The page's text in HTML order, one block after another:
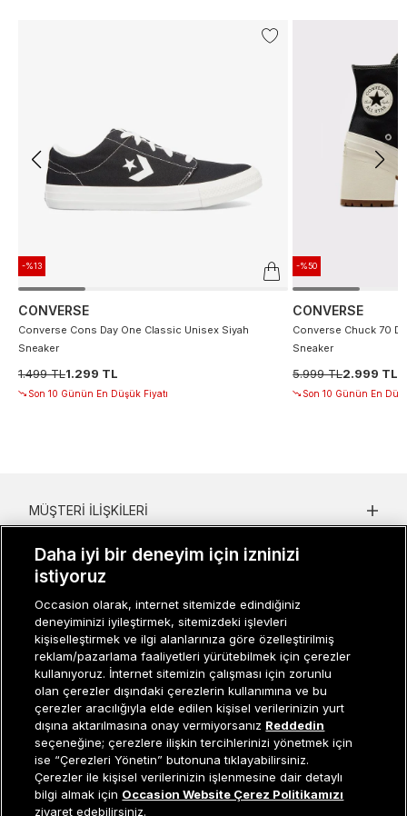
Tükendi
-%13
CONVERSE
Converse Cons Day One Classic Unisex Siyah
Sneaker
1.499 TL1.299 TL
Son 10 Günün En Düşük Fiyatı
-%50
CONVERSE
Converse Chuck 70
Sneaker
5.999 TL2.999 TL
Son 10 Günün En
Müşteri İlişkileri0 850 800 01 20
MÜŞTERI İLIŞKILERI
KURUMSAL
KADIN KATEGORILER
GRUP MARKALAR
ERKEK KATEGORILER
Occasion bir EREN PERAKENDE markasıdır. © Eren Holding
Daha iyi bir deneyim için izninizi
istiyoruz
Occasion olarak, internet sitemizde edindiğiniz
deneyiminizi iyileştirmek, sitemizdeki işlevleri
kişiselleştirmek ve ilgi alanlarınıza göre özelleştirilmiş
reklam/pazarlama faaliyetleri yürütebilmek için çerezler
kullanıyoruz. İnternet sitemizin çalışması için zorunlu
olan çerezler dışındaki çerezlerin kullanımına ve bu
çerezler aracılığıyla elde edilen kişisel verilerinizin yurt
dışına aktarılmasına onay vermiyorsanız Reddedin
seçeneğine; çerezlere ilişkin tercihlerinizi yönetmek için
ise “Çerezleri Yönetin” butonuna tıklayabilirsiniz.
Çerezler ile kişisel verilerinizin işlenmesine dair detaylı
bilgi almak için Occasion Website Çerez Politikamızı
ziyaret edebilirsiniz.